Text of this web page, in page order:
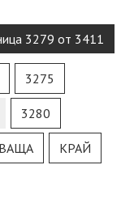
3279 от 3411
3275
3280
КРАЙ